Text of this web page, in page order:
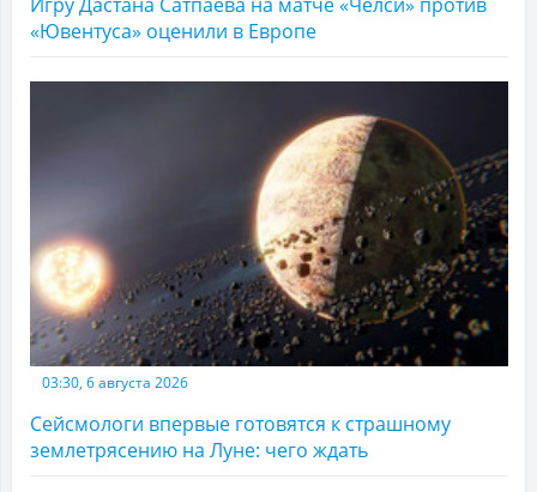
«Ювентуса» оценили в Европе
03:30, 6 августа 2026
Сейсмологи впервые готовятся к страшному
землетрясению на Луне: чего ждать